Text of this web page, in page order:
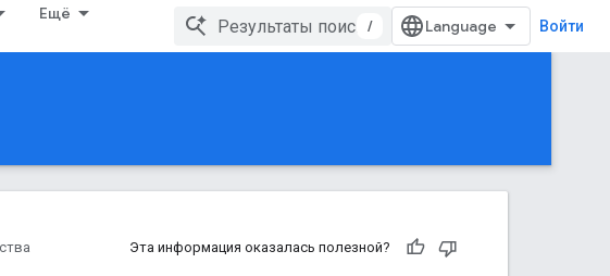
Ещё
/ Войти
Эта информация оказалась полезной?